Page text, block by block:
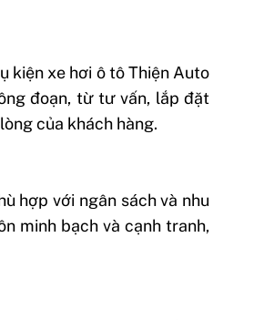
kiện xe hơi ô tô Thiện Auto
đoạn, từ tư vấn, lắp đặt
của khách hàng.
hợp với ngân sách và nhu
minh bạch và cạnh tranh,